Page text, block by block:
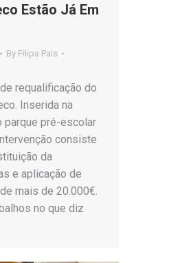
Estão Já Em
By Filipa Pais
requalificação do
Inserida na
parque pré-escolar
consiste
da
e aplicação de
mais de 20.000€.
no que diz